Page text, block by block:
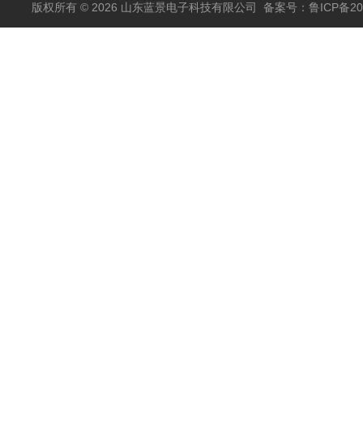
版权所有 © 2026 山东蓝景电子科技有限公司 备案号：鲁ICP备